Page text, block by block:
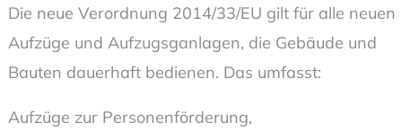
Die neue Verordnung 2014/33/EU gilt für alle neuen
Aufzüge und Aufzugsganlagen, die Gebäude und
Bauten dauerhaft bedienen. Das umfasst:
Aufzüge zur Personenförderung,